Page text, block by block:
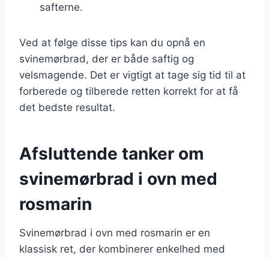
safterne.
Ved at følge disse tips kan du opnå en
svinemørbrad, der er både saftig og
velsmagende. Det er vigtigt at tage sig tid til at
forberede og tilberede retten korrekt for at få
det bedste resultat.
Afsluttende tanker om
svinemørbrad i ovn med
rosmarin
Svinemørbrad i ovn med rosmarin er en
klassisk ret, der kombinerer enkelhed med